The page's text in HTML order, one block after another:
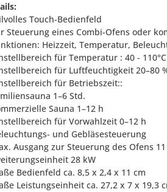
Touch-Bedienfeld
Steuerung eines Combi-Ofens oder
Heizzeit, Temperatur,
für Temperatur : 40 - 110°C
für Luftfeuchtigkeit 20–80
für Betriebszeit::
1–6 Std.
Sauna 1–12 h
für Vorwahlzeit 0–12 h
und Gebläsesteuerung
Ausgang zur Steuerung des Ofens
28 kW
Bedienfeld ca. 8,5 x 2,4 x 11 cm
Leistungseinheit ca. 27,2 x 7 x 19,3